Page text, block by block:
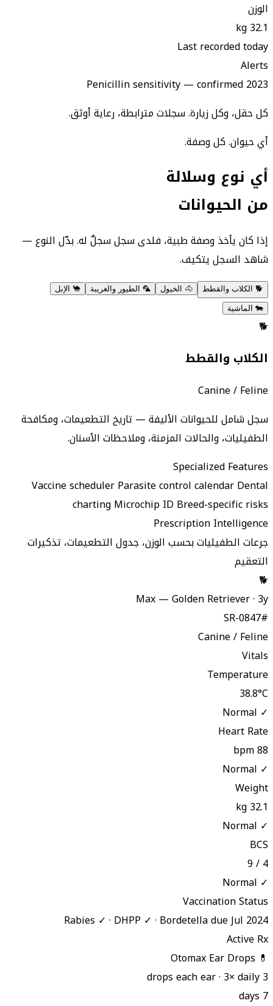
الوزن
32.1 kg
Last recorded today
Alerts
Penicillin sensitivity — confirmed 2023
كل حقل، وكل زيارة. سجلات مترابطة، رعاية أوثق.
أي حيوان. كل وصفة.
أي نوع وسلالة
من الحيوانات
إذا كان يأخذ وصفة طبية، فلدى سجل سجلٌ له. بدّل النوع —
شاهد السجل يتكيف.
🐕 الكلاب والقطط 🐴 الخيول 🦜 الطيور والغريبة 🐪 الإبل
🐄 الماشية
🐕
الكلاب والقطط
Canine / Feline
سجل شامل للحيوانات الأليفة — تاريخ التطعيمات، ومكافحة
الطفيليات، والحالات المزمنة، وملاحظات الأسنان.
Specialized Features
Vaccine schedulerParasite control calendarDental
chartingMicrochip ID Breed-specific risks
Prescription Intelligence
جرعات الطفيليات بحسب الوزن، جدول التطعيمات، تذكيرات
التعقيم
🐕
Max — Golden Retriever · 3y
#SR-0847
Canine / Feline
Vitals
Temperature
38.8°C
✓ Normal
Heart Rate
88 bpm
✓ Normal
Weight
32.1 kg
✓ Normal
BCS
4 / 9
✓ Normal
Vaccination Status
Rabies ✓ · DHPP ✓ · Bordetella due Jul 2024
Active Rx
💊 Otomax Ear Drops
3 drops each ear · 3× daily
7 days